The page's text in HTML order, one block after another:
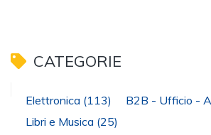
CATEGORIE
Elettronica (113) B2B - Ufficio -
Libri e Musica (25)